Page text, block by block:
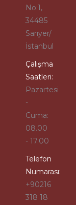
No:1,
34485
Sarıyer/
İstanbul
Çalışma
Saatleri:
Pazartesi
-
Cuma:
08.00
- 17.00
Telefon
Numarası:
+90216
318 18